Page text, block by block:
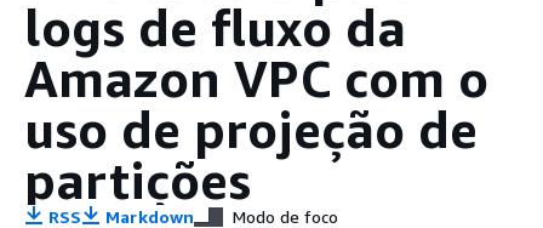
logs de fluxo da
Amazon VPC com o
uso de projeção de
partições
RSS Markdown Modo de foco